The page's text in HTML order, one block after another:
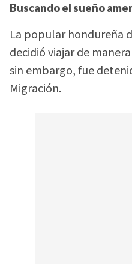
Buscando el sueño
La popular hondureña
decidió viajar de
sin embargo, fue
Migración.